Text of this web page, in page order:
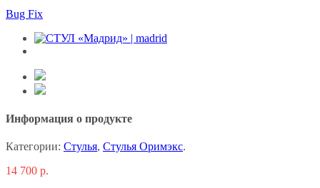
Bug Fix
Информация о продукте
Категории: Стулья, Стулья Оримэкс.
14 700 р.